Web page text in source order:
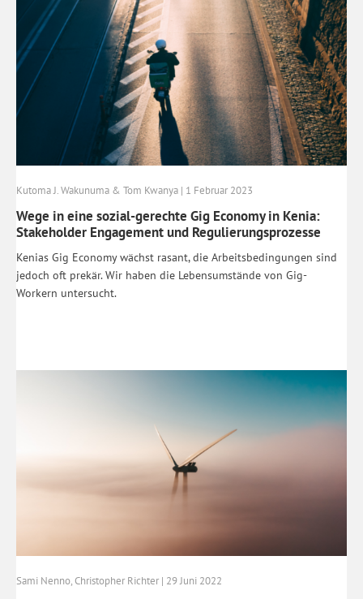
Kutoma J. Wakunuma & Tom Kwanya | 1 Februar 2023
Wege in eine sozial-gerechte Gig Economy in Kenia:
Stakeholder Engagement und Regulierungsprozesse
Kenias Gig Economy wächst rasant, die Arbeitsbedingungen sind
jedoch oft prekär. Wir haben die Lebensumstände von Gig-
Workern untersucht.
Sami Nenno, Christopher Richter | 29 Juni 2022